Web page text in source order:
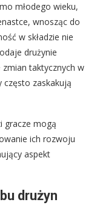
młodego wieku,
wnosząc do
w składzie nie
drużynie
taktycznych w
często zaskakują
gracze mogą
ich rozwoju
aspekt
drużyn